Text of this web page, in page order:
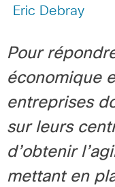
Eric Debray
Pour
économique
entreprises
sur leurs
d’obtenir
mettant en